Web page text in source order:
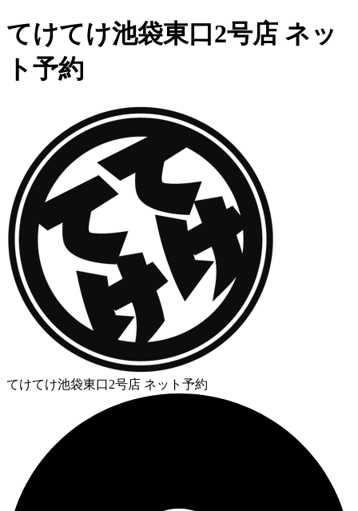
てけてけ池袋東口2号店 ネッ
ト予約
てけてけ池袋東口2号店 ネット予約